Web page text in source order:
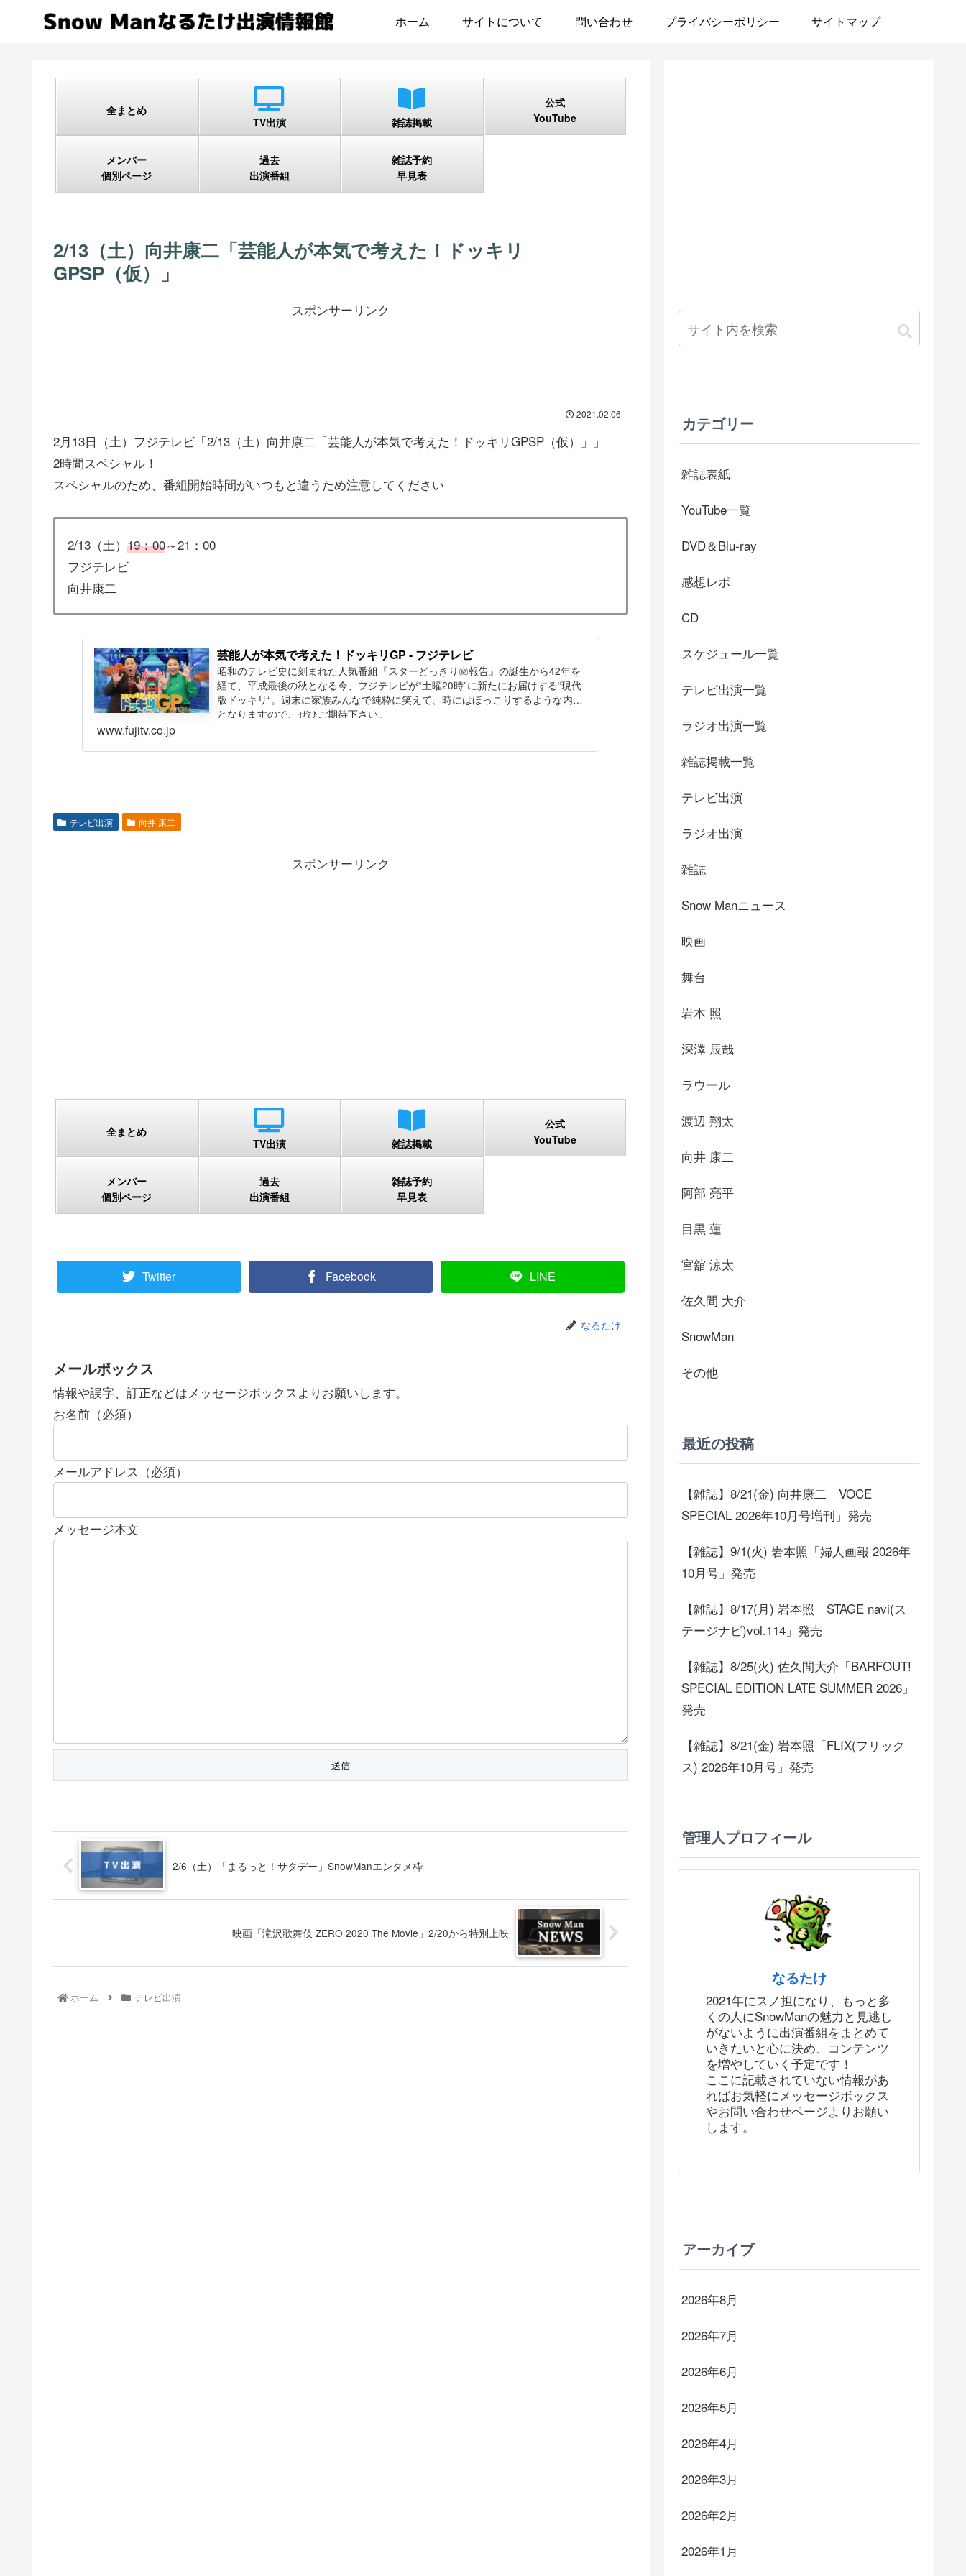
ホーム サイトについて 問い合わせ プライバシーポリシー サイトマップ
全まとめ
TV出演
雑誌掲載
公式
YouTube
メンバー
個別ページ
過去
出演番組
雑誌予約
早見表
2/13（土）向井康二「芸能人が本気で考えた！ドッキリ
GPSP（仮）」
スポンサーリンク
2021.02.06
2月13日（土）フジテレビ「2/13（土）向井康二「芸能人が本気で考えた！ドッキリGPSP（仮）」」
2時間スペシャル！
スペシャルのため、番組開始時間がいつもと違うため注意してください
2/13（土） 19：00～21：00
フジテレビ
向井康二
芸能人が本気で考えた！ドッキリGP - フジテレビ
昭和のテレビ史に刻まれた人気番組『スターどっきり㊙報告』の誕生から42年を
経て、平成最後の秋となる今、フジテレビが“土曜20時”に新たにお届けする“現代
版ドッキリ“。週末に家族みんなで純粋に笑えて、時にはほっこりするような内容
となりますので、ぜひご期待下さい。
www.fujitv.co.jp
テレビ出演 向井 康二
スポンサーリンク
全まとめ
TV出演
雑誌掲載
公式
YouTube
メンバー
個別ページ
過去
出演番組
雑誌予約
早見表
Twitter Facebook LINE
なるたけ
メールボックス
情報や誤字、訂正などはメッセージボックスよりお願いします。
お名前（必須）
メールアドレス（必須）
メッセージ本文
2/6（土）「まるっと！サタデー」SnowManエンタメ枠
映画「滝沢歌舞伎 ZERO 2020 The Movie」2/20から特別上映
ホーム テレビ出演
カテゴリー
雑誌表紙
YouTube一覧
DVD＆Blu-ray
感想レポ
CD
スケジュール一覧
テレビ出演一覧
ラジオ出演一覧
雑誌掲載一覧
テレビ出演
ラジオ出演
雑誌
Snow Manニュース
映画
舞台
岩本 照
深澤 辰哉
ラウール
渡辺 翔太
向井 康二
阿部 亮平
目黒 蓮
宮舘 涼太
佐久間 大介
SnowMan
その他
最近の投稿
【雑誌】8/21(金) 向井康二「VOCE
SPECIAL 2026年10月号増刊」発売
【雑誌】9/1(火) 岩本照「婦人画報 2026年
10月号」発売
【雑誌】8/17(月) 岩本照「STAGE navi(ス
テージナビ)vol.114」発売
【雑誌】8/25(火) 佐久間大介「BARFOUT!
SPECIAL EDITION LATE SUMMER 2026」
発売
【雑誌】8/21(金) 岩本照「FLIX(フリック
ス) 2026年10月号」発売
管理人プロフィール
なるたけ
2021年にスノ担になり、もっと多
くの人にSnowManの魅力と見逃し
がないように出演番組をまとめて
いきたいと心に決め、コンテンツ
を増やしていく予定です！
ここに記載されていない情報があ
ればお気軽にメッセージボックス
やお問い合わせページよりお願い
します。
アーカイブ
2026年8月
2026年7月
2026年6月
2026年5月
2026年4月
2026年3月
2026年2月
2026年1月